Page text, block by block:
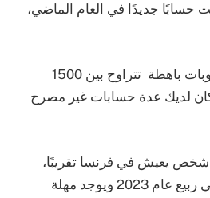
حسابًا جديدًا في العام الماضي،
يحمل عدم الإعلان عن حساب مصرفي أو مخطط استثماري في طياته عقوبات باهظة تتراوح بين 1500
كان لديك عدة حسابات غير مصرح
شخص يعيش في فرنسا تقريبًا،
حيث يتم السؤال عن جميع الشؤون المالية، وتم الإعلان عن الإقرار الضريبي ربيع عام 2023 ويوجد مهلة